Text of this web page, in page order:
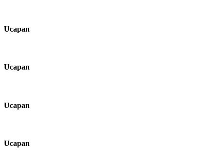
Ucapan
Ucapan
Ucapan
Ucapan